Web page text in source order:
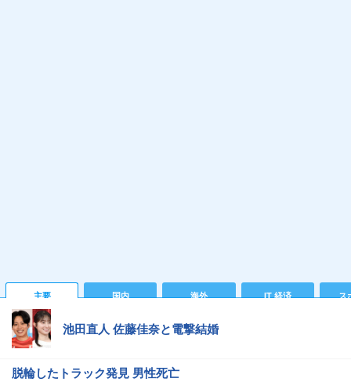
主要 国内 海外 IT 経済 ス
池田直人 佐藤佳奈と電撃結婚
脱輪したトラック発見 男性死亡